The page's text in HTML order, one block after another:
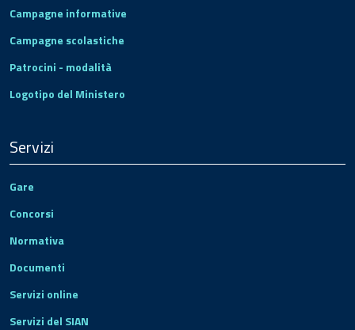
Campagne informative
Campagne scolastiche
Patrocini - modalità
Logotipo del Ministero
Servizi
Gare
Concorsi
Normativa
Documenti
Servizi online
Servizi del SIAN